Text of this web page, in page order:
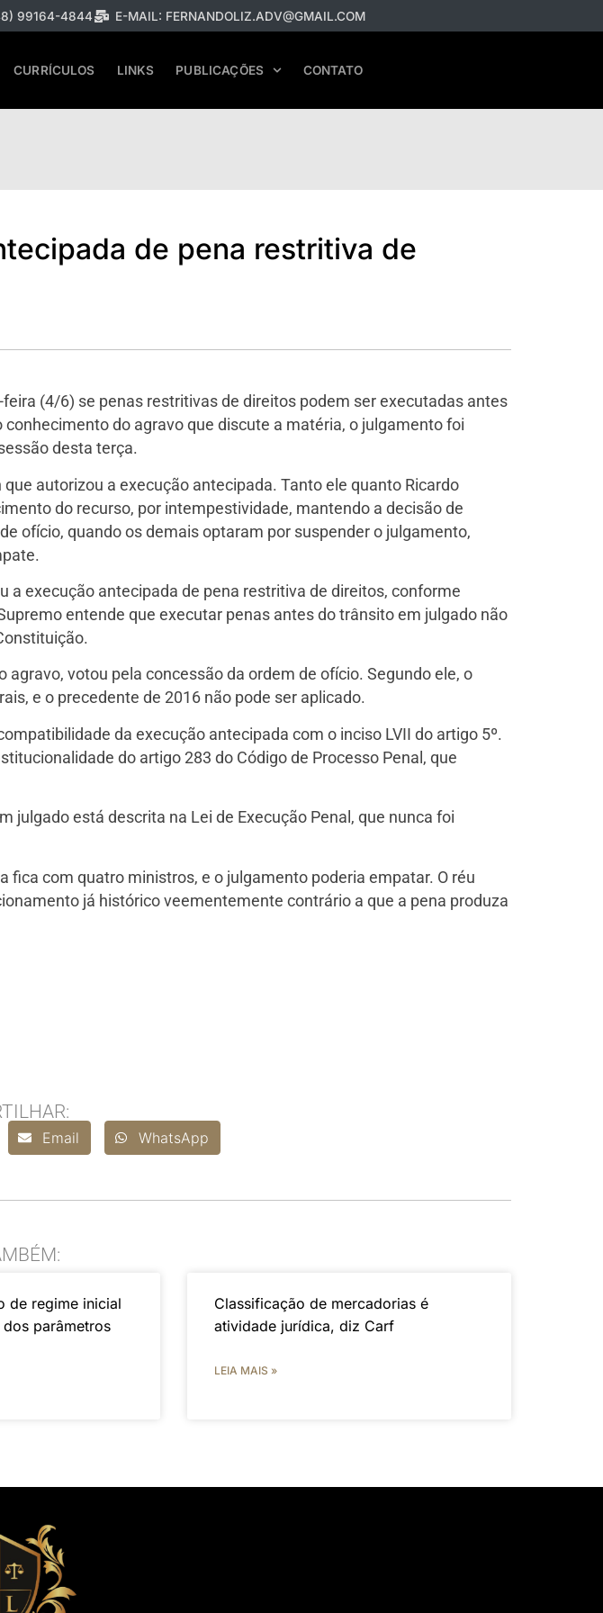
99164-4844 E-MAIL: FERNANDOLIZ.ADV@GMAIL.COM
CURRÍCULOS LINKS PUBLICAÇÕES CONTATO
de pena restritiva de
(4/6) se penas restritivas de direitos podem ser executadas antes
do agravo que discute a matéria, o julgamento foi
desta terça.
autorizou a execução antecipada. Tanto ele quanto Ricardo
do recurso, por intempestividade, mantendo a decisão de
ofício, quando os demais optaram por suspender o julgamento,
a execução antecipada de pena restritiva de direitos, conforme
entende que executar penas antes do trânsito em julgado não
votou pela concessão da ordem de ofício. Segundo ele, o
e o precedente de 2016 não pode ser aplicado.
da execução antecipada com o inciso LVII do artigo 5º.
do artigo 283 do Código de Processo Penal, que
está descrita na Lei de Execução Penal, que nunca foi
fica com quatro ministros, e o julgamento poderia empatar. O réu
já histórico veementemente contrário a que a pena produza
Email WhatsApp
de regime inicial
parâmetros
Classificação de mercadorias é
atividade jurídica, diz Carf
LEIA MAIS »